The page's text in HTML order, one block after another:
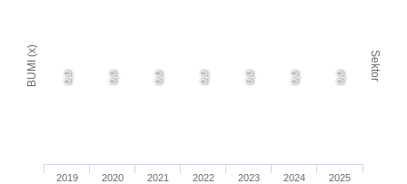
BUMI (x) Sektor
0,0 0,0 0,0 0,0 0,0 0,0 0,0
2019 2020 2021 2022 2023 2024 2025